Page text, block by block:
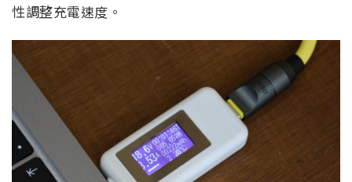
性調整充電速度。